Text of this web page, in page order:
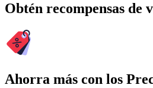
Obtén recompensas de
Ahorra más con los